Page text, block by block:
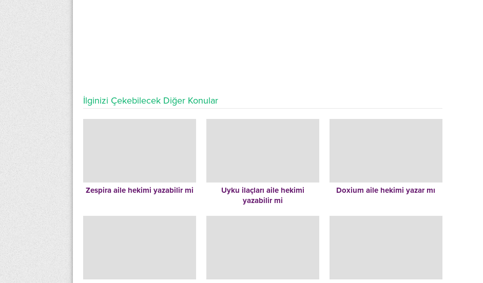
İlginizi Çekebilecek Diğer Konular
Zespira aile hekimi yazabilir mi
Uyku ilaçları aile hekimi
yazabilir mi
Doxium aile hekimi yazar mı